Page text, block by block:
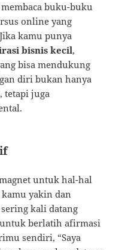
buku-buku
online yang
kamu punya
bisnis kecil,
bisa mendukung
diri bukan hanya
tetapi juga
untuk hal-hal
yakin dan
kali datang
berlatih afirmasi
sendiri, “Saya